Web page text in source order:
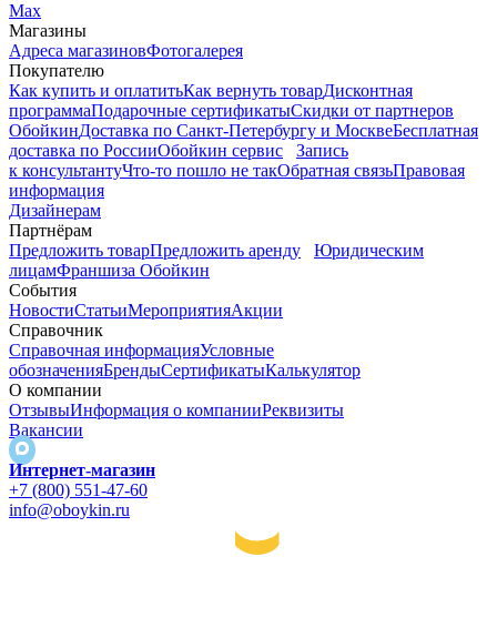
Max
Магазины
Адреса магазиновФотогалерея
Покупателю
Как купить и оплатитьКак вернуть товарДисконтная
программаПодарочные сертификатыСкидки от партнеров
ОбойкинДоставка по Санкт-Петербургу и МосквеБесплатная
доставка по РоссииОбойкин сервис
Запись
к консультантуЧто-то пошло не такОбратная связьПравовая
информация
Дизайнерам
Партнёрам
Предложить товарПредложить аренду
Юридическим
лицамФраншиза Обойкин
События
НовостиСтатьиМероприятияАкции
Справочник
Справочная информацияУсловные
обозначенияБрендыСертификатыКалькулятор
О компании
ОтзывыИнформация о компанииРеквизиты
Вакансии
Интернет-магазин
+7 (800) 551-47-60
info@oboykin.ru